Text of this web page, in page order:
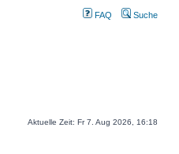
FAQ Suche
Aktuelle Zeit: Fr 7. Aug 2026, 16:18